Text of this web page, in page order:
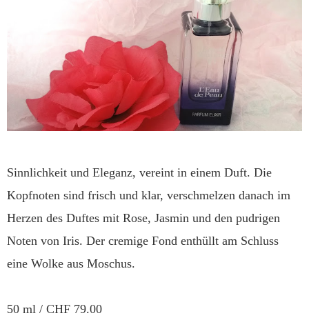
Sinnlichkeit und Eleganz, vereint in einem Duft. Die
Kopfnoten sind frisch und klar, verschmelzen danach im
Herzen des Duftes mit Rose, Jasmin und den pudrigen
Noten von Iris. Der cremige Fond enthüllt am Schluss
eine Wolke aus Moschus.
50 ml / CHF 79.00